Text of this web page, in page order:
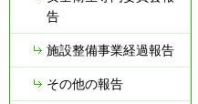
告
施設整備事業経過報告
その他の報告